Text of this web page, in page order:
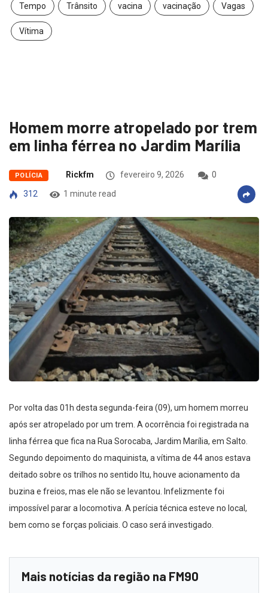
Tempo Trânsito vacina vacinação Vagas
Vítima
Homem morre atropelado por trem
em linha férrea no Jardim Marília
POLÍCIA Rickfm fevereiro 9, 2026
0
312
1 minute read
Por volta das 01h desta segunda-feira (09), um homem morreu
após ser atropelado por um trem. A ocorrência foi registrada na
linha férrea que fica na Rua Sorocaba, Jardim Marília, em Salto.
Segundo depoimento do maquinista, a vítima de 44 anos estava
deitado sobre os trilhos no sentido Itu, houve acionamento da
buzina e freios, mas ele não se levantou. Infelizmente foi
impossível parar a locomotiva. A perícia técnica esteve no local,
bem como se forças policiais. O caso será investigado.
Mais notícias da região na FM90